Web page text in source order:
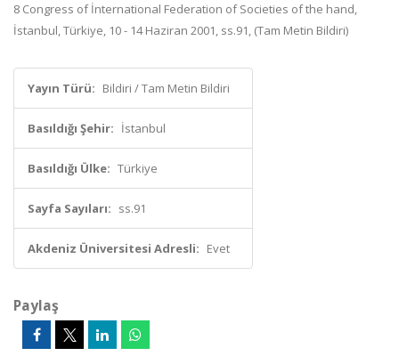
8 Congress of İnternational Federation of Societies of the hand,
İstanbul, Türkiye, 10 - 14 Haziran 2001, ss.91, (Tam Metin Bildiri)
Yayın Türü: Bildiri / Tam Metin Bildiri
Basıldığı Şehir: İstanbul
Basıldığı Ülke: Türkiye
Sayfa Sayıları: ss.91
Akdeniz Üniversitesi Adresli: Evet
Paylaş